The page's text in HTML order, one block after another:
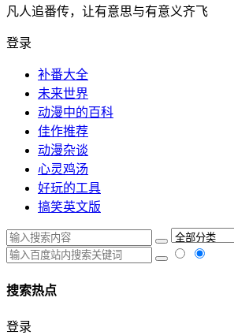
凡人追番传，让有意思与有意义齐飞
登录
补番大全
未来世界
动漫中的百科
佳作推荐
动漫杂谈
心灵鸡汤
好玩的工具
搞笑英文版
搜索热点
登录